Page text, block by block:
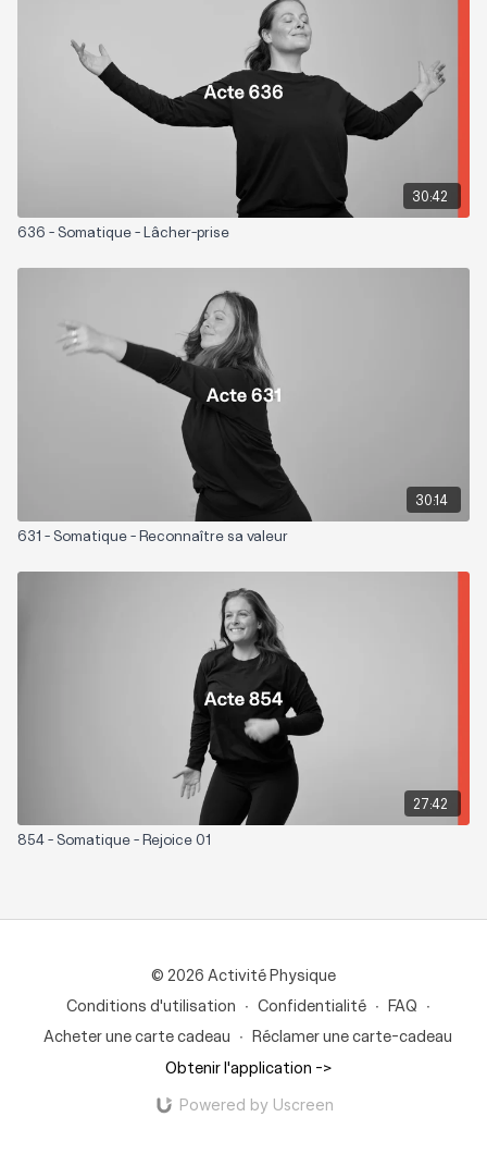
30:42
636 - Somatique - Lâcher-prise
30:14
631 - Somatique - Reconnaître sa valeur
27:42
854 - Somatique - Rejoice 01
© 2026 Activité Physique
Conditions d'utilisation ∙ Confidentialité ∙ FAQ ∙
Acheter une carte cadeau ∙ Réclamer une carte-cadeau
Obtenir l'application ->
Powered by Uscreen